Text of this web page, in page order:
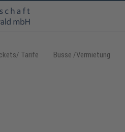
Tarife Busse /Vermietung